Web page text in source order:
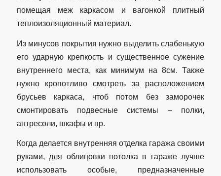
помещая меж каркасом и вагонкой плитный
теплоизоляционный материал.
Из минусов покрытия нужно выделить слабенькую
его ударную крепкость и существенное сужение
внутреннего места, как минимум на 8см. Также
нужно кропотливо смотреть за расположением
брусьев каркаса, чтоб потом без заморочек
смонтировать подвесные системы – полки,
антресоли, шкафы и пр.
Когда делается внутренняя отделка гаража своими
руками, для облицовки потолка в гараже лучше
использовать особые, предназначенные